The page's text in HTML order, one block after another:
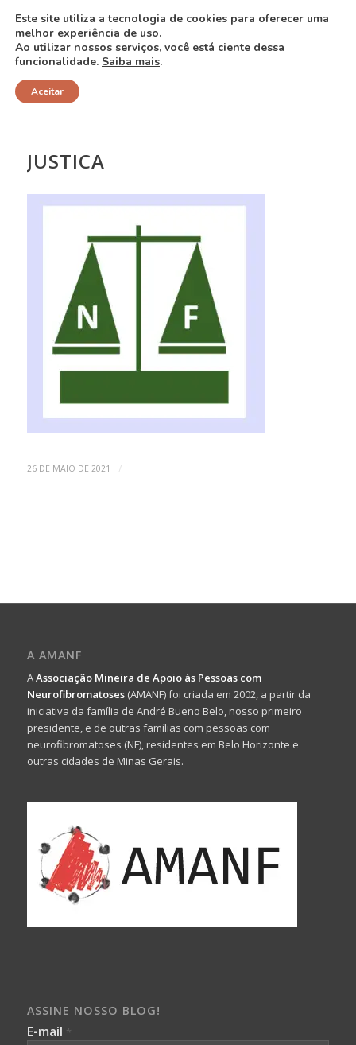
NOTÍCIAS
JUSTICA
26 DE MAIO DE 2021 /
A AMANF
AAssociação Mineira de Apoio às Pessoas com
Neurofibromatoses(AMANF) foi criada em 2002, a partir da
iniciativa da família de André Bueno Belo, nosso primeiro
presidente, e de outras famílias com pessoas com
neurofibromatoses (NF), residentes em Belo Horizonte e
outras cidades de Minas Gerais.
ASSINE NOSSO BLOG!
E-mail *
Este site utiliza a tecnologia de cookies para oferecer uma
melhor experiência de uso.
Ao utilizar nossos serviços, você está ciente dessa
funcionalidade. Saiba mais.
Aceitar